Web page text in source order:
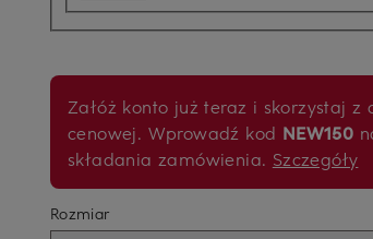
Załóż konto już teraz i skorzystaj z
cenowej. Wprowadź kod NEW150
składania zamówienia. Szczegóły
Rozmiar